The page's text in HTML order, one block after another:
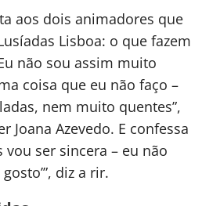
aos dois animadores que
Lisboa: o que fazem
não sou assim muito
coisa que eu não faço –
nem muito quentes”,
Joana Azevedo. E confessa
vou ser sincera – eu não
diz a rir.